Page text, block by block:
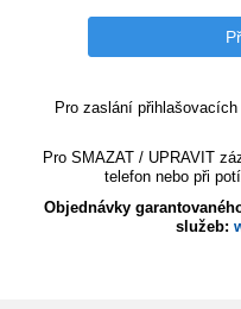
Pro zaslání
Pro SMAZAT / UPRAVIT
telefon nebo při
Objednávky
služeb: